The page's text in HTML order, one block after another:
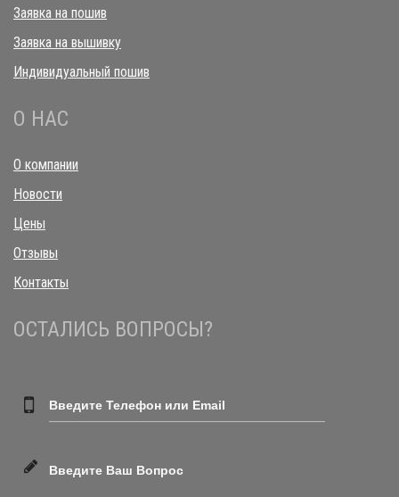
Заявка на пошив
Заявка на вышивку
Индивидуальный пошив
О НАС
О компании
Новости
Цены
Отзывы
Контакты
ОСТАЛИСЬ ВОПРОСЫ?
Введите Телефон или Email
Введите Ваш Вопрос